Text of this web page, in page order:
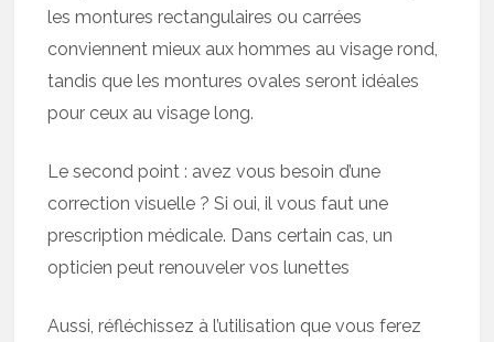
les montures rectangulaires ou carrées
conviennent mieux aux hommes au visage rond,
tandis que les montures ovales seront idéales
pour ceux au visage long.
Le second point : avez vous besoin d’une
correction visuelle ? Si oui, il vous faut une
prescription médicale. Dans certain cas, un
opticien peut renouveler vos lunettes
Aussi, réfléchissez à l’utilisation que vous ferez